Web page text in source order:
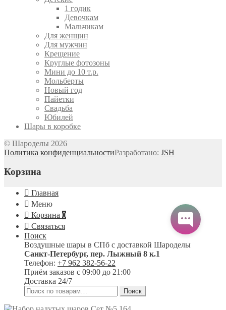
1 годик
Девочкам
Мальчикам
Для женщин
Для мужчин
Крещение
Круглые фотозоны
Мини до 10 т.р.
Мольберты
Новый год
Пайетки
Свадьба
Юбилей
Шары в коробке
© Шароделы 2026
Политика конфиденциальностиРазработано: JSH
Корзина
Главная
Меню
Корзина 0
Связаться
Поиск
Воздушные шары в СПб с доставкой Шароделы
Санкт-Петербург, пер. Лыжный 8 к.1
Телефон: +7 962 382-56-22
Приём заказов с 09:00 до 21:00
Доставка 24/7
Искать:
Поиск